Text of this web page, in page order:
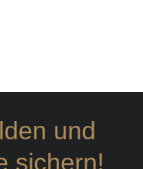
und
sichern!